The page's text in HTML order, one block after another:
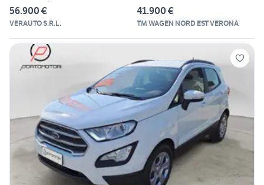
56.900 €
VERAUTO S.R.L.
41.900 €
TM WAGEN NORD EST VERONA